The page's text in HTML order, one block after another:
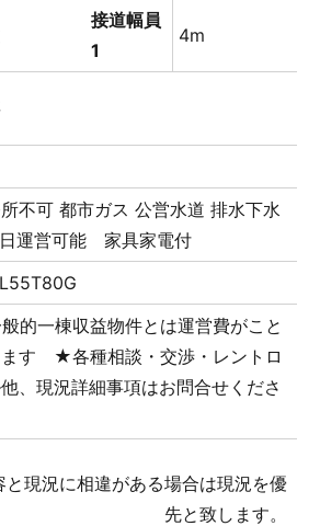
接道幅員
1
4m
不可 都市ガス 公営水道 排水下水
運営可能 家具家電付
的一棟収益物件とは運営費がこと
ます ★各種相談・交渉・レントロ
、現況詳細事項はお問合せくださ
と現況に相違がある場合は現況を優
先と致します。